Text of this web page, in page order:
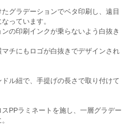
グラデーションでベタ印刷し、遠目
っています。
の印刷インクが乗らないよう白抜き
チにもロゴが白抜きでデザインされ
ル紐で、手提げの長さで取り付けて
PPラミネートを施し、一層グラデー